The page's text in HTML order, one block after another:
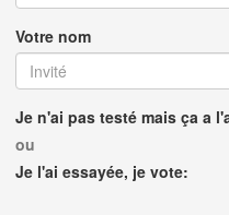
Votre nom
Je n'ai pas testé mais ça a
ou
Je l'ai essayée, je vote: